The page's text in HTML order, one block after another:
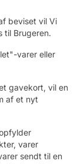
beviset vil Vi
til Brugeren.
varer eller
gavekort, vil en
af et nyt
varer
sendt til en